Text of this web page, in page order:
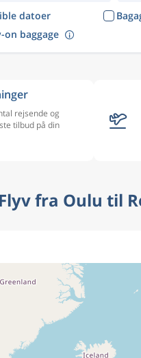
datoer
on baggage
rejsende og
tilbud på din
Flyv fra Oulu til